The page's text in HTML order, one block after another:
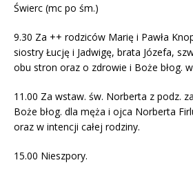
Świerc (mc po śm.)
9.30 Za ++ rodziców Marię i Pawła
siostry Łucję i Jadwigę, brata Józefa,
obu stron oraz o zdrowie i Boże błog.
11.00 Za wstaw. św. Norberta z podz.
Boże błog. dla męża i ojca Norberta
oraz w intencji całej rodziny.
15.00 Nieszpory.